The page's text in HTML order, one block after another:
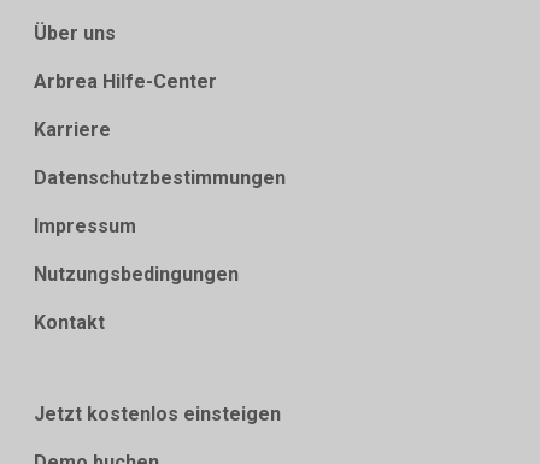
Über uns
Arbrea Hilfe-Center
Karriere
Datenschutzbestimmungen
Impressum
Nutzungsbedingungen
Kontakt
Jetzt kostenlos einsteigen